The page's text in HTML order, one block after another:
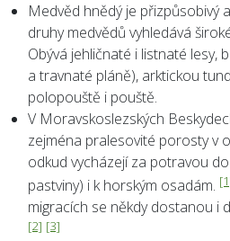
Medvěd hnědý je přizpůsobivý
druhy medvědů vyhledává
Obývá jehličnaté i listnaté lesy,
a travnaté pláně), arktickou
polopouště i pouště.
V Moravskoslezských
zejména pralesovité porosty v
odkud vycházejí za potravou
pastviny) i k horským osadám.
migracích se někdy dostanou i
[2] [3]